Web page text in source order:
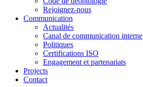
Rejoignez-nous
Communication
Actualités
Canal de communication interne
Politiques
Certifications ISO
Engagement et partenariats
Projects
Contact